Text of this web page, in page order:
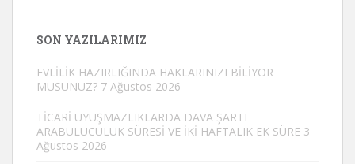
SON YAZILARIMIZ
EVLİLİK HAZIRLIĞINDA HAKLARINIZI BİLİYOR
MUSUNUZ? 7 Ağustos 2026
TİCARİ UYUŞMAZLIKLARDA DAVA ŞARTI
ARABULUCULUK SÜRESİ VE İKİ HAFTALIK EK SÜRE 3
Ağustos 2026